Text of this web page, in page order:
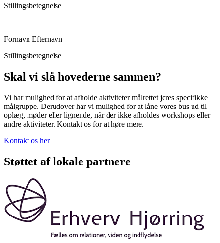
Stillingsbetegnelse
Fornavn Efternavn
Stillingsbetegnelse
Skal vi slå hovederne sammen?
Vi har mulighed for at afholde aktiviteter målrettet jeres specifikke
målgruppe. Derudover har vi mulighed for at låne vores bus ud til
oplæg, møder eller lignende, når der ikke afholdes workshops eller
andre aktiviteter. Kontakt os for at høre mere.
Kontakt os her
Støttet af lokale partnere